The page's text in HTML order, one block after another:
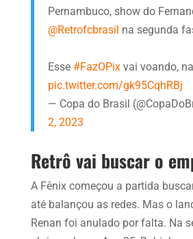
Pernambuco, show do
@Retrofcbrasil na segunda
Esse #FazOPixvai voando,
pic.twitter.com/gk95CqhRBj
— Copa do Brasil
2, 2023
Retrô vai buscar o
A Fênix começou a partida
até balançou as redes. Mas o
Renan foi anulado por falta. Na